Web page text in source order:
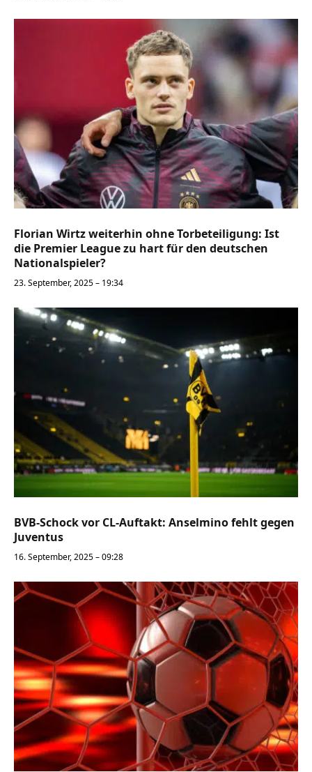
Florian Wirtz weiterhin ohne Torbeteiligung: Ist
die Premier League zu hart für den deutschen
Nationalspieler?
23. September, 2025 – 19:34
BVB-Schock vor CL-Auftakt: Anselmino fehlt gegen
Juventus
16. September, 2025 – 09:28